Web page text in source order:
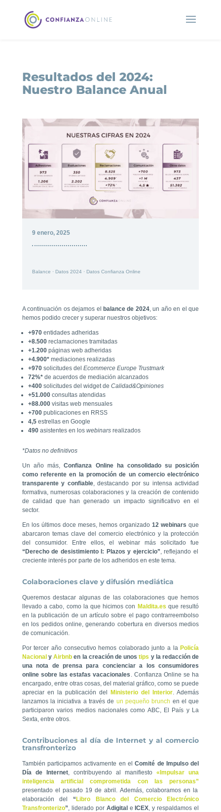
Resultados del 2024:
Nuestro Balance Anual
9 enero, 2025
Balance · Datos 2024 · Datos Confianza Online
A continuación os dejamos elbalance de 2024, un año en el que
hemos podido crecer y superar nuestros objetivos:
+970entidades adheridas
+8.500reclamaciones tramitadas
+1.200páginas web adheridas
+4.900*mediaciones realizadas
+970solicitudes del Ecommerce Europe Trustmark
72%*de acuerdos de mediación alcanzados
+400solicitudes del widget de Calidad&Opiniones
+51.000consultas atendidas
+88.000visitas web mensuales
+700publicaciones en RRSS
4,5estrellas en Google
490asistentes en los webinarsrealizados
*Datos no definitivos
Un año más,Confianza Online ha consolidado su posición
como referente en la promoción de un comercio electrónico
transparente y confiable, destacando por su intensa actividad
formativa, numerosas colaboraciones y la creación de contenido
de calidad que han generado un impacto significativo en el
sector.
En los últimos doce meses, hemos organizado12 webinars que
abarcaron temas clave del comercio electrónico y la protección
del consumidor. Entre ellos, el webinar más solicitado fue
“Derecho de desistimiento I: Plazos y ejercicio” , reflejando el
creciente interés por parte de los adheridos en este tema.
Colaboraciones clave y difusión mediática
Queremos destacar algunas de las colaboraciones que hemos
llevado a cabo, como la que hicimos con Maldita.es que resultó
en la publicación de un artículo sobre el pago contrarreembolso
en los pedidos online, generando cobertura en diversos medios
de comunicación.
Por tercer año consecutivo hemos colaborado junto a laPolicía
NacionalyAirbnb en la creación de unostips y la redacción de
una nota de prensa para concienciar a los consumidores
online sobre las estafas vacacionales
. Confianza Online se ha
encargado, entre otras cosas, del material gráfico, como se puede
apreciar en la publicación delMinisterio del Interior . Además
lanzamos la iniciativa a través de un pequeño brunch en el que
participaron varios medios nacionales como ABC, El País y La
Sexta, entre otros.
Contribuciones al día de Internet y al comercio
transfronterizo
También participamos activamente en elComité de Impulso del
Día de Internet, contribuyendo al manifiesto«Impulsar una
inteligencia artificial comprometida con las personas”
presentado el pasado 19 de abril. Además, colaboramos en la
elaboración del “Libro Blanco del Comercio Electrónico
Transfronterizo” , liderado por Adigital eICEX , y respaldamos el